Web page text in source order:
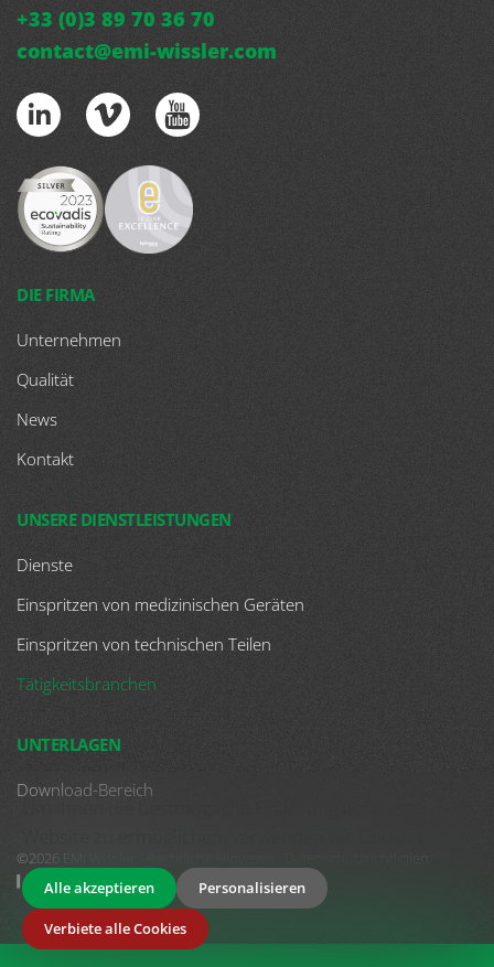
+33 (0)3 89 70 36 70
contact@emi-wissler.com
DIE FIRMA
Unternehmen
Qualität
News
Kontakt
UNSERE DIENSTLEISTUNGEN
Dienste
Einspritzen von medizinischen Geräten
Einspritzen von technischen Teilen
Tätigkeitsbranchen
UNTERLAGEN
Download-Bereich
©2026 EMI Wissler -
Luc Hohler| Créateur de site web
Alle akzeptieren Personalisieren
Verbiete alle Cookies